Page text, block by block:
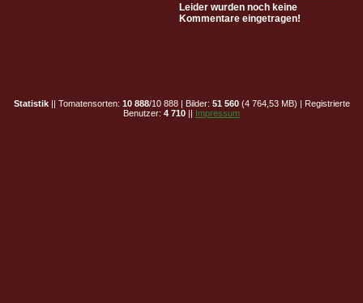
Leider wurden noch keine
Kommentare eingetragen!
Statistik|| Tomatensorten: 10 888/10 888 | Bilder: 51 560(4 764,53 MB) | Registrierte
Benutzer: 4 710 || Impressum